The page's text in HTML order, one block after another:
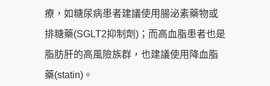
療，如糖尿病患者建議使用腸泌素藥物或
排糖藥(SGLT2抑制劑)；而高血脂患者也是
脂肪肝的高風險族群，也建議使用降血脂
藥(statin)。